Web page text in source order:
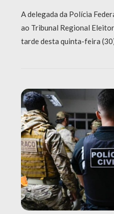
A delegada da Polícia
ao Tribunal Regional
tarde desta quinta-feira